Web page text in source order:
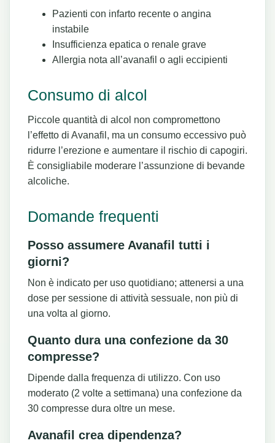
Pazienti con infarto recente o angina
instabile
Insufficienza epatica o renale grave
Allergia nota all’avanafil o agli eccipienti
Consumo di alcol
Piccole quantità di alcol non compromettono
l’effetto di Avanafil, ma un consumo eccessivo può
ridurre l’erezione e aumentare il rischio di capogiri.
È consigliabile moderare l’assunzione di bevande
alcoliche.
Domande frequenti
Posso assumere Avanafil tutti i
giorni?
Non è indicato per uso quotidiano; attenersi a una
dose per sessione di attività sessuale, non più di
una volta al giorno.
Quanto dura una confezione da 30
compresse?
Dipende dalla frequenza di utilizzo. Con uso
moderato (2 volte a settimana) una confezione da
30 compresse dura oltre un mese.
Avanafil crea dipendenza?